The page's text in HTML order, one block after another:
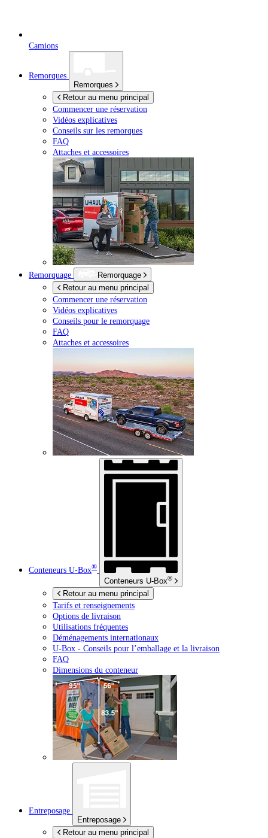
Camions
Remorques
Remorques
Retour au menu principal
Commencer une réservation
Vidéos explicatives
Conseils sur les remorques
FAQ
Attaches et accessoires
Remorquage
Remorquage
Retour au menu principal
Commencer une réservation
Vidéos explicatives
Conseils pour le remorquage
FAQ
Attaches et accessoires
Conteneurs U-Box®
Conteneurs U-Box®
Retour au menu principal
Tarifs et renseignements
Options de livraison
Utilisations fréquentes
Déménagements internationaux
U-Box - Conseils pour l’emballage et la livraison
FAQ
Dimensions du conteneur
Entreposage
Entreposage
Retour au menu principal